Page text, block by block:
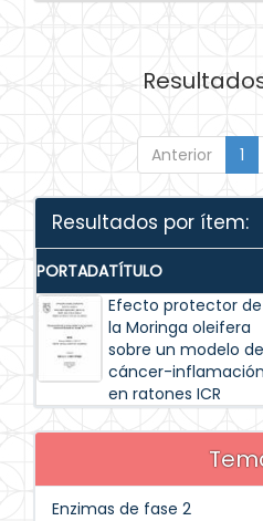
Anterior 1
Resultados por ítem:
PORTADATÍTULO
Efecto protector de
la Moringa oleifera
sobre un modelo de
cáncer-inflamación
en ratones ICR
Enzimas de fase 2